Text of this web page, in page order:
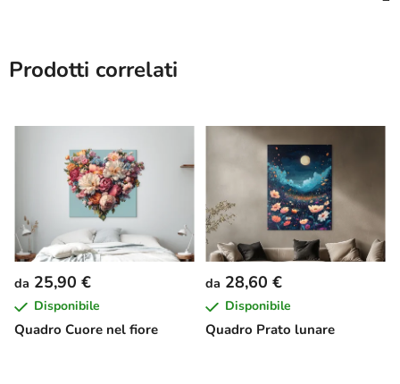
Prodotti correlati
Quadro Cuore nel fiore
da 25,90 €
Disponibile
Quadro Prato lunare
da 28,60 €
Disponibile